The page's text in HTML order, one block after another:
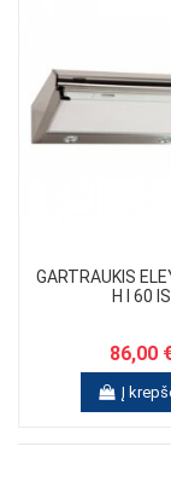
GARTRAUKIS
H I 60 IS
86,00
Į